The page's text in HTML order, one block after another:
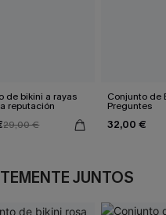
de bikini a rayas
reputación
29,00 €
Conjunto de
Preguntes
32,00 €
JUNTOS